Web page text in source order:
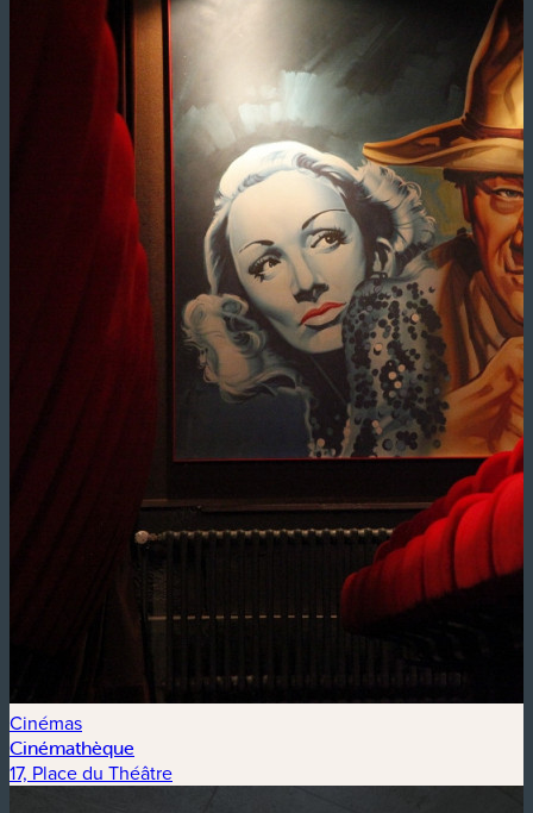
Cinémas
Cinémathèque
17, Place du Théâtre